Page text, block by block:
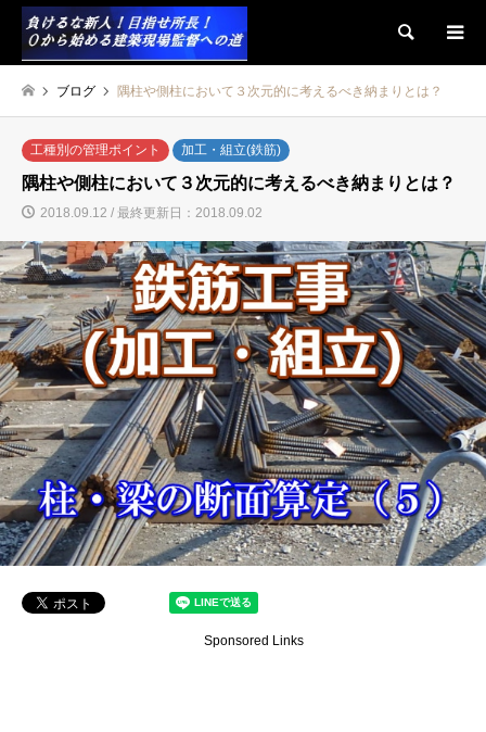
検索
ブログ 隅柱や側柱において３次元的に考えるべき納まりとは？
工種別の管理ポイント 加工・組立(鉄筋)
隅柱や側柱において３次元的に考えるべき納まりとは？
2018.09.12 / 最終更新日：2018.09.02
Sponsored Links